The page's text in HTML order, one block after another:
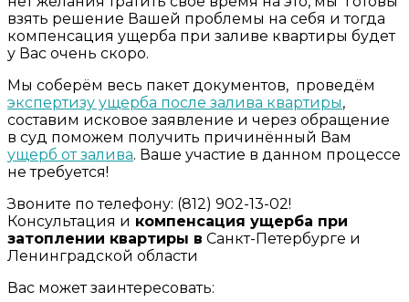
взять решение Вашей проблемы на себя и тогда
компенсация ущерба при заливе квартиры будет
у Вас очень скоро.
Мы соберём весь пакет документов, проведём
экспертизу ущерба после залива квартиры,
составим исковое заявление и через обращение
в суд поможем получить причинённый Вам
ущерб от залива. Ваше участие в данном процессе
не требуется!
Звоните по телефону: (812) 902-13-02!
Консультация и компенсация ущерба при
затоплении квартиры в Санкт-Петербурге и
Ленинградской области
Вас может заинтересовать: